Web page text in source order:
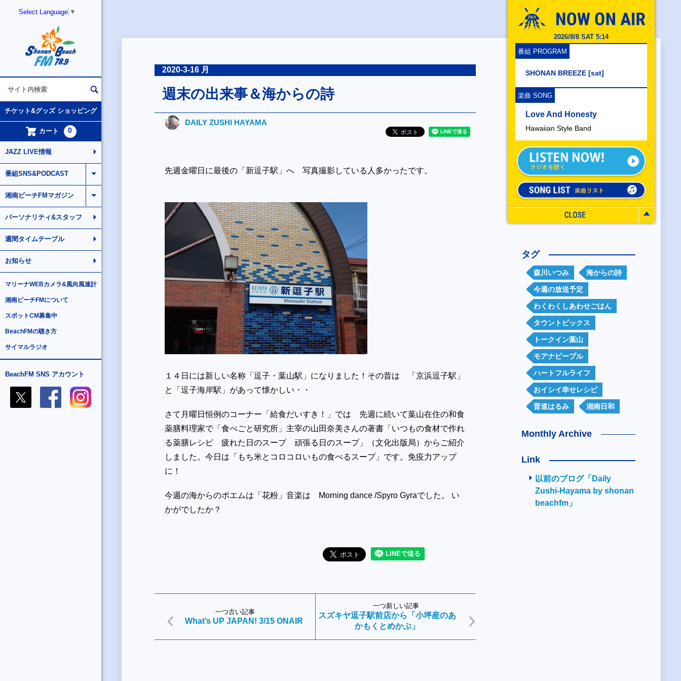
Select Language ▼
2026/8/8 SAT 5:14
番組 PROGRAM
SHONAN BREEZE [sat]
楽曲 SONG
Love And Honesty
Hawaiian Style Band
チケット&グッズ ショッピング
カート 0
JAZZ LIVE情報
番組SNS&PODCAST
湘南ビーチFMマガジン
パーソナリティ&スタッフ
週間タイムテーブル
お知らせ
マリーナWEBカメラ&風向風速計
湘南ビーチFMについて
スポットCM募集中
BeachFMの聴き方
サイマルラジオ
BeachFM SNS アカウント
2020-3-16 月
週末の出来事＆海からの詩
DAILY ZUSHI HAYAMA
先週金曜日に最後の「新逗子駅」へ 写真撮影している人多かったです。
１４日には新しい名称「逗子・葉山駅」になりました！その昔は 「京浜逗子駅」
と「逗子海岸駅」があって懐かしい・・
さて月曜日恒例のコーナー「給食だいすき！」では 先週に続いて葉山在住の和食
薬膳料理家で「食べごと研究所」主宰の山田奈美さんの著書「いつもの食材で作れ
る薬膳レシピ 疲れた日のスープ 頑張る日のスープ」（文化出版局）からご紹介
しました。今日は「もち米とコロコロいもの食べるスープ」です。免疫力アップ
に！
今週の海からのポエムは「花粉」音楽は Morning dance /Spyro Gyraでした。 い
かがでしたか？
一つ古い記事
What’s UP JAPAN! 3/15 ONAIR
一つ新しい記事
スズキヤ逗子駅前店から「小坪産のあ
かもくとめかぶ」
タグ
森川いつみ 海からの詩
今週の放送予定
わくわくしあわせごはん
タウントピックス
トークイン葉山
モアナピープル
ハートフルライフ
おイシイ幸せレシピ
晋道はるみ 湘南日和
Monthly Archive
Link
以前のブログ「Daily
Zushi-Hayama by shonan
beachfm」